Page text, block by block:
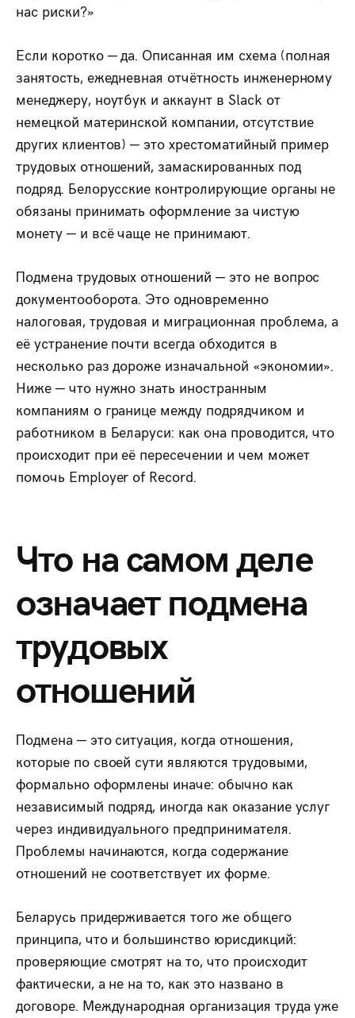
нас риски?»
Если коротко — да. Описанная им схема (полная
занятость, ежедневная отчётность инженерному
менеджеру, ноутбук и аккаунт в Slack от
немецкой материнской компании, отсутствие
других клиентов) — это хрестоматийный пример
трудовых отношений, замаскированных под
подряд. Белорусские контролирующие органы не
обязаны принимать оформление за чистую
монету — и всё чаще не принимают.
Подмена трудовых отношений — это не вопрос
документооборота. Это одновременно
налоговая, трудовая и миграционная проблема, а
её устранение почти всегда обходится в
несколько раз дороже изначальной «экономии».
Ниже — что нужно знать иностранным
компаниям о границе между подрядчиком и
работником в Беларуси: как она проводится, что
происходит при её пересечении и чем может
помочь Employer of Record.
Что на самом деле
означает подмена
трудовых
отношений
Подмена — это ситуация, когда отношения,
которые по своей сути являются трудовыми,
формально оформлены иначе: обычно как
независимый подряд, иногда как оказание услуг
через индивидуального предпринимателя.
Проблемы начинаются, когда содержание
отношений не соответствует их форме.
Беларусь придерживается того же общего
принципа, что и большинство юрисдикций:
проверяющие смотрят на то, что происходит
фактически, а не на то, как это названо в
договоре. Международная организация труда уже